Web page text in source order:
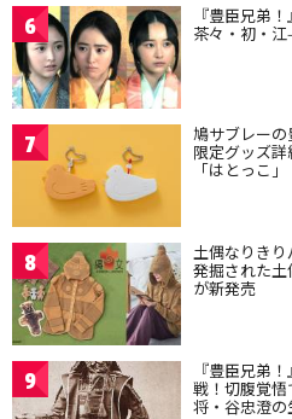
6 『豊臣兄弟
茶々・初・
7 鳩サブレーの
限定グッズ
「はとっこ」
8 土偶なりき
発掘された
が新発売
9 『豊臣兄弟
戦！切腹覚
将・谷忠澄の